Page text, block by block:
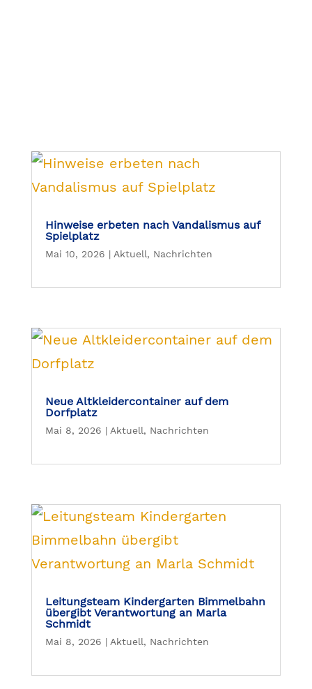
Hinweise erbeten nach Vandalismus auf
Spielplatz
Mai 10, 2026 | Aktuell, Nachrichten
Neue Altkleidercontainer auf dem
Dorfplatz
Mai 8, 2026 | Aktuell, Nachrichten
Leitungsteam Kindergarten Bimmelbahn
übergibt Verantwortung an Marla
Schmidt
Mai 8, 2026 | Aktuell, Nachrichten